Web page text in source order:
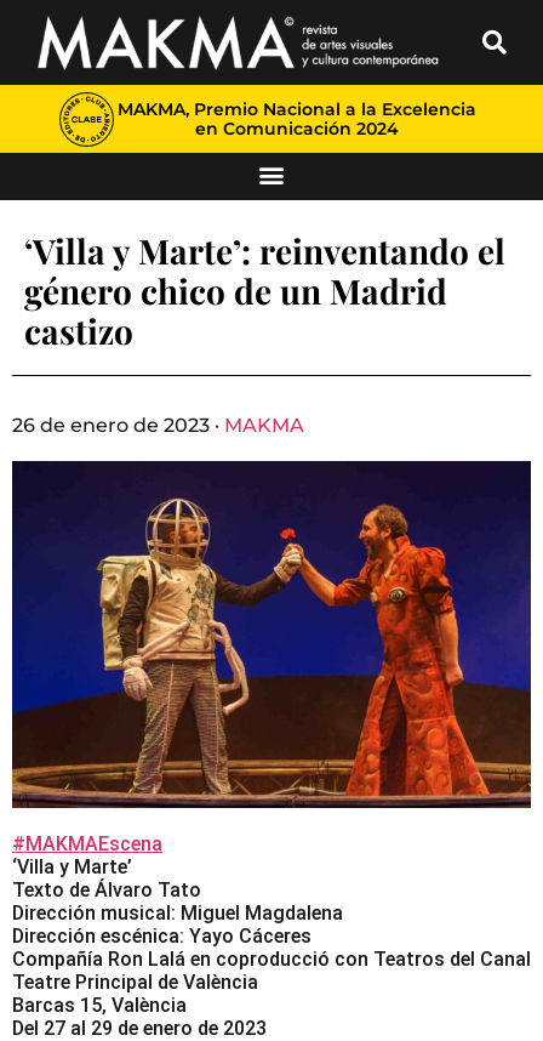
MAKMA, Premio Nacional a la Excelencia
en Comunicación 2024
‘Villa y Marte’: reinventando el
género chico de un Madrid
castizo
26 de enero de 2023 · MAKMA
#MAKMAEscena
‘Villa y Marte’
Texto de Álvaro Tato
Dirección musical: Miguel Magdalena
Dirección escénica: Yayo Cáceres
Compañía Ron Lalá en coproducció con Teatros del Canal
Teatre Principal de València
Barcas 15, València
Del 27 al 29 de enero de 2023